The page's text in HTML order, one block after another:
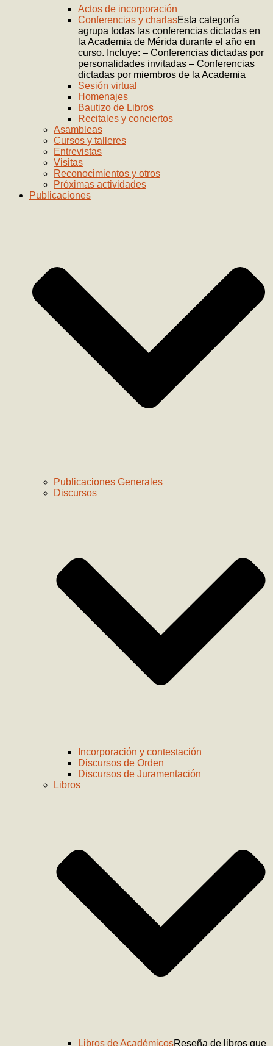
Actos de incorporación
Conferencias y charlasEsta categoría
agrupa todas las conferencias dictadas en
la Academia de Mérida durante el año en
curso. Incluye: – Conferencias dictadas por
personalidades invitadas – Conferencias
dictadas por miembros de la Academia
Sesión virtual
Homenajes
Bautizo de Libros
Recitales y conciertos
Asambleas
Cursos y talleres
Entrevistas
Visitas
Reconocimientos y otros
Próximas actividades
Publicaciones
Publicaciones Generales
Discursos
Incorporación y contestación
Discursos de Orden
Discursos de Juramentación
Libros
Libros de AcadémicosReseña de libros que